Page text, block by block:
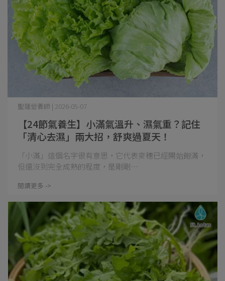
【24節氣養生】小滿氣溫升、濕氣重？記住
「清心去濕」兩大招，舒爽過夏天！
聖蓮營養師 | 2026-05-07
「小滿」這個名字很有意思，它代表麥穗已經開始飽滿，
但還沒到完全成熟的程度，是剛剛⋯
閱讀更多 ->